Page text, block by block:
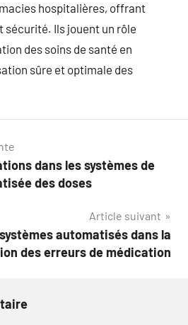
hospitalières, offrant
Ils jouent un rôle
des soins de santé en
sûre et optimale des
dans les systèmes de
des doses
Article suivant
automatisés dans la
des erreurs de médication